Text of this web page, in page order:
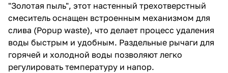
"Золотая пыль", этот настенный трехотверстный
смеситель оснащен встроенным механизмом для
слива (Popup waste), что делает процесс удаления
воды быстрым и удобным. Раздельные рычаги для
горячей и холодной воды позволяют легко
регулировать температуру и напор.